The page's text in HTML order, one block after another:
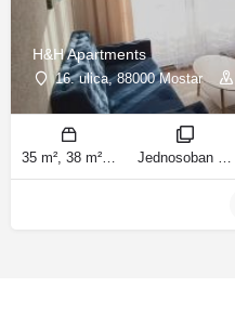
H&H Apartments
16. ulica, 88000 Mostar
35 m², 38 m² m2 Jednosoban stan sa balkonom, Apartman sobe